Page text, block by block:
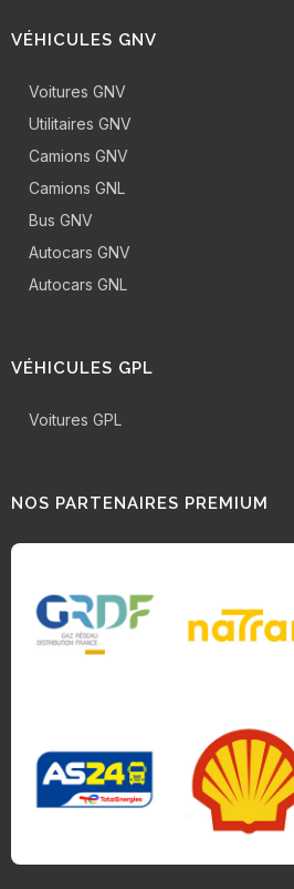
VÉHICULES GNV
Voitures GNV
Utilitaires GNV
Camions GNV
Camions GNL
Bus GNV
Autocars GNV
Autocars GNL
VÉHICULES GPL
Voitures GPL
NOS PARTENAIRES PREMIUM